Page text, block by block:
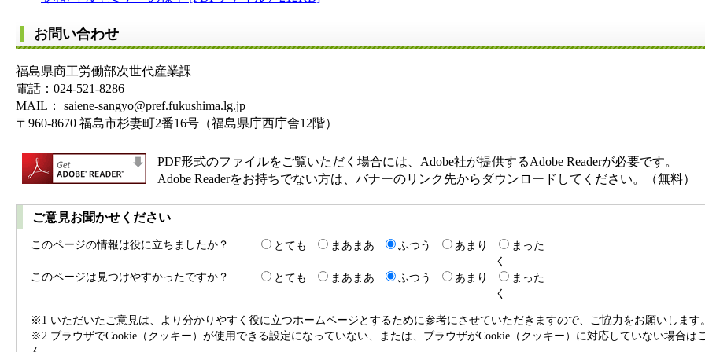
お問い合わせ
福島県商工労働部次世代産業課
電話：024-521-8286
MAIL： saiene-sangyo@pref.fukushima.lg.jp
〒960-8670 福島市杉妻町2番16号（福島県庁西庁舎12階）
PDF形式のファイルをご覧いただく場合には、Adobe社が提供するAdobe Readerが必要です。
Adobe Readerをお持ちでない方は、バナーのリンク先からダウンロードしてください。（無料）
ご意見お聞かせください
このページの情報は役に立ちましたか？ とても まあまあ ふつう あまり
まった
く
このページは見つけやすかったですか？
とても まあまあ ふつう あまり
まった
く
※1 いただいたご意見は、より分かりやすく役に立つホームページとするために参考にさせていただきますので、ご協力をお願いします
※2 ブラウザでCookie（クッキー）が使用できる設定になっていない、または、ブラウザがCookie（クッキー）に対応していない場合は